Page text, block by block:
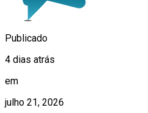
Publicado
4 dias atrás
em
julho 21, 2026